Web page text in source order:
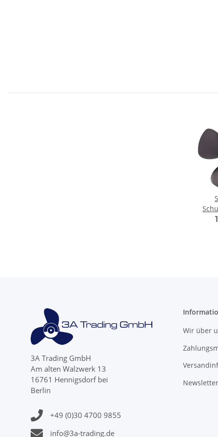
Suzuki 8 9.9
3A Trading GmbH
Am alten Walzwerk 13
16761 Hennigsdorf bei
Berlin
+49 (0)30 4700 9855
info@3a-trading.de
Wir über
Newsletter